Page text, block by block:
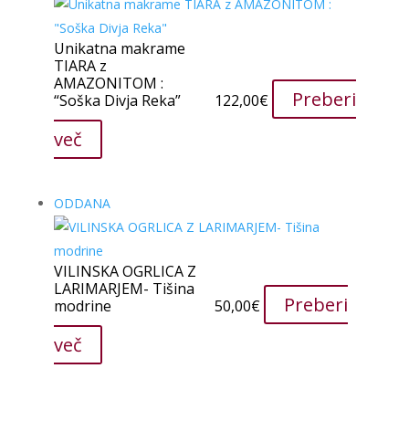
Unikatna makrame
TIARA z
AMAZONITOM :
“Soška Divja Reka”
122,00€
Preberi
več
ODDANA
VILINSKA OGRLICA Z
LARIMARJEM- Tišina
modrine
50,00€
Preberi
več